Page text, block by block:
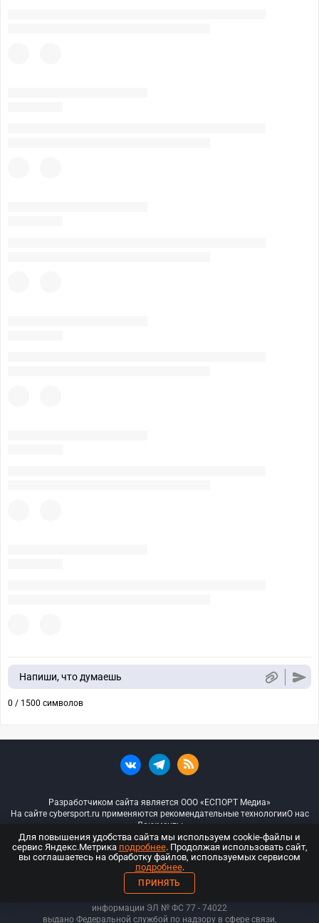
Напиши, что думаешь
0 / 1500 символов
Разработчиком сайта является ООО «ЕСПОРТ Медиа»
На сайте cybersport.ru применяются рекомендательные технологииО нас
Документы
© ООО «Киберспорт.ру» — Все права защищены
18+
ООО «Киберспорт.ру». Свидетельство о регистрации средств массовой
информации ЭЛ № ФС 77 - 74022
выдано Федеральной службой по надзору в сфере связи,
Для повышения удобства сайта мы используем cookie-файлы и
сервис Яндекс.Метрика подробнее. Продолжая использовать сайт,
вы соглашаетесь на обработку файлов, используемых сервисом
подробнее.
ПРИНЯТЬ